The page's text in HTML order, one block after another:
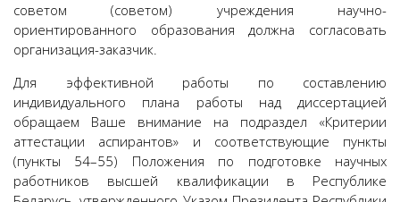
советом (советом) учреждения научно-
ориентированного образования должна согласовать
организация-заказчик.
Для эффективной работы по составлению
индивидуального плана работы над диссертацией
обращаем Ваше внимание на подраздел «Критерии
аттестации аспирантов» и соответствующие пункты
(пункты 54–55) Положения по подготовке научных
работников высшей квалификации в Республике